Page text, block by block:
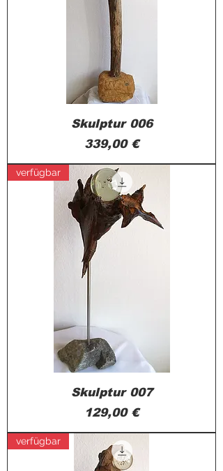
Skulptur 006
Preis
339,00 €
verfügbar
Skulptur 007
Preis
129,00 €
verfügbar